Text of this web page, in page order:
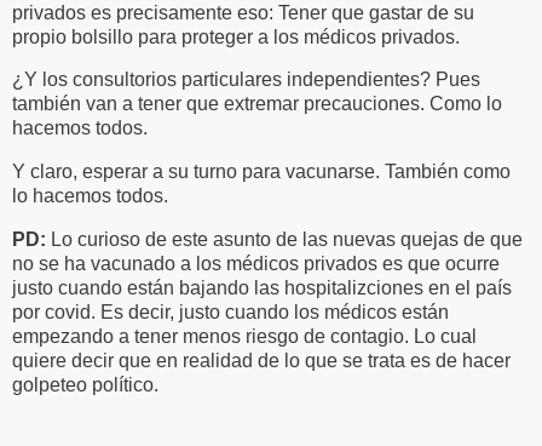
privados es precisamente eso: Tener que gastar de su
propio bolsillo para proteger a los médicos privados.
¿Y los consultorios particulares independientes? Pues
también van a tener que extremar precauciones. Como lo
hacemos todos.
Y claro, esperar a su turno para vacunarse. También como
lo hacemos todos.
PD: Lo curioso de este asunto de las nuevas quejas de que
no se ha vacunado a los médicos privados es que ocurre
justo cuando están bajando las hospitalizciones en el país
por covid. Es decir, justo cuando los médicos están
empezando a tener menos riesgo de contagio. Lo cual
quiere decir que en realidad de lo que se trata es de hacer
golpeteo político.